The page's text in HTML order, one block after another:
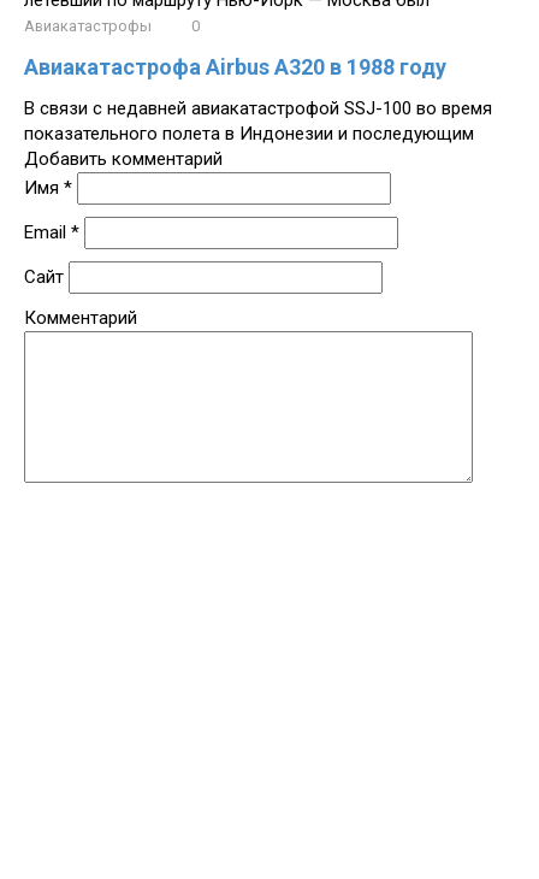
Авиакатастрофы 0
Авиакатастрофа Airbus A320 в 1988 году
В связи с недавней авиакатастрофой SSJ-100 во время
показательного полета в Индонезии и последующим
Добавить комментарий
Имя *
Email *
Сайт
Комментарий